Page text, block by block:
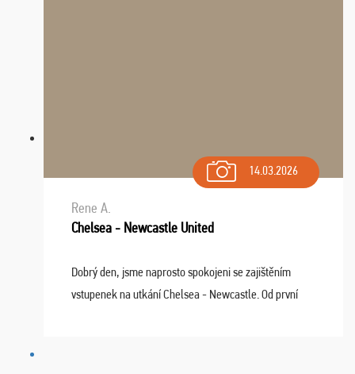
14.03.2026
Rene A.
Chelsea - Newcastle United
Dobrý den, jsme naprosto spokojeni se zajištěním
vstupenek na utkání Chelsea - Newcastle. Od první